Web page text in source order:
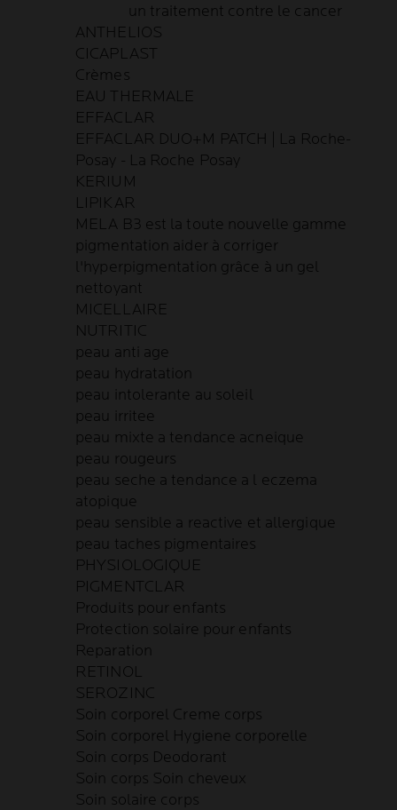
un traitement contre le cancer
ANTHELIOS
CICAPLAST
Crèmes
EAU THERMALE
EFFACLAR
EFFACLAR DUO+M PATCH | La Roche-
Posay - La Roche Posay
KERIUM
LIPIKAR
MELA B3 est la toute nouvelle gamme
pigmentation aider à corriger
l'hyperpigmentation grâce à un gel
nettoyant
MICELLAIRE
NUTRITIC
peau anti age
peau hydratation
peau intolerante au soleil
peau irritee
peau mixte a tendance acneique
peau rougeurs
peau seche a tendance a l eczema
atopique
peau sensible a reactive et allergique
peau taches pigmentaires
PHYSIOLOGIQUE
PIGMENTCLAR
Produits pour enfants
Protection solaire pour enfants
Reparation
RETINOL
SEROZINC
Soin corporel Creme corps
Soin corporel Hygiene corporelle
Soin corps Deodorant
Soin corps Soin cheveux
Soin solaire corps